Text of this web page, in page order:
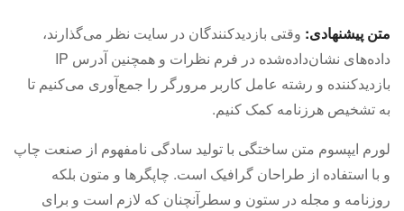
متن پیشنهادی: وقتی بازدیدکنندگان در سایت نظر می‌گذارند،
داده‌های نشان‌داده‌شده در فرم نظرات و همچنین آدرس IP
بازدیدکننده و رشته عامل کاربر مرورگر را جمع‌آوری می‌کنیم تا
به تشخیص هرزنامه کمک کنیم.
لورم ایپسوم متن ساختگی با تولید سادگی نامفهوم از صنعت چاپ
و با استفاده از طراحان گرافیک است. چاپگرها و متون بلکه
روزنامه و مجله در ستون و سطرآنچنان که لازم است و برای